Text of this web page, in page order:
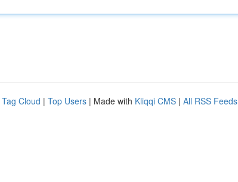
Tag Cloud | Top Users | Made with Kliqqi CMS | All RSS Feeds